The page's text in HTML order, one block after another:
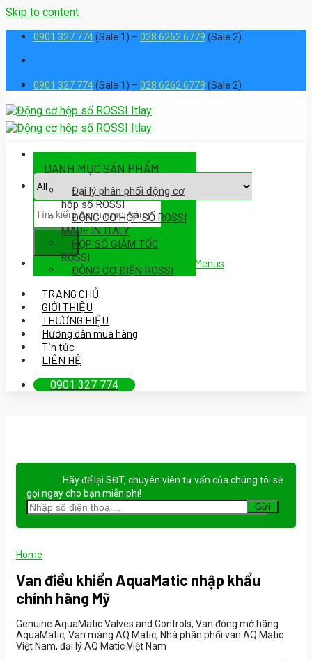
Skip to content
0901 327 774(Sale 1) – 028 6262 6779 (Sale 2)
0901 327 774(Sale 1) – 028 6262 6779 (Sale 2)
Assign a menu in Theme Options > Menus
DANH MỤC SẢN PHẨM
Đại lý phân phối động cơ
hộp số ROSSI
ĐỘNG CƠ HỘP SỐ ROSSI
MADE IN ITALY
HỘP SỐ GIẢM TỐC
ROSSI
ĐỘNG CƠ ĐIỆN ROSSI
TRANG CHỦ
GIỚI THIỆU
THƯƠNG HIỆU
Hướng dẫn mua hàng
Tin tức
LIÊN HỆ
0901 327 774
Hãy để lại SĐT, chuyên viên tư vấn của chúng tôi sẽ
gọi ngay cho bạn miễn phí!
Home
Van điều khiển AquaMatic nhập khẩu
chính hãng Mỹ
Genuine AquaMatic Valves and Controls, Van đóng mở hãng
AquaMatic, Van màng AQ Matic, Nhà phân phối van AQ Matic
Việt Nam, đại lý AQ Matic Việt Nam